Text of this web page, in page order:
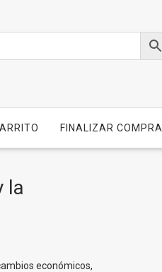
FINALIZAR COMPRA
la
económicos,